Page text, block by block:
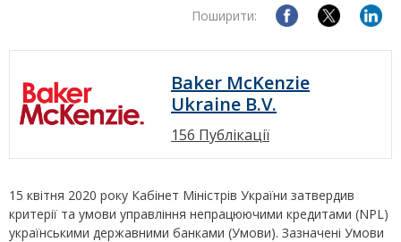
Поширити:
Baker McKenzie
Ukraine B.V.
156 Публікації
15 квітня 2020 року Кабінет Міністрів України затвердив
критерії та умови управління непрацюючими кредитами (NPL)
українськими державними банками (Умови). Зазначені Умови